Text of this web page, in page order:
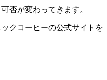
否が変わってきます。
クコーヒーの公式サイトを